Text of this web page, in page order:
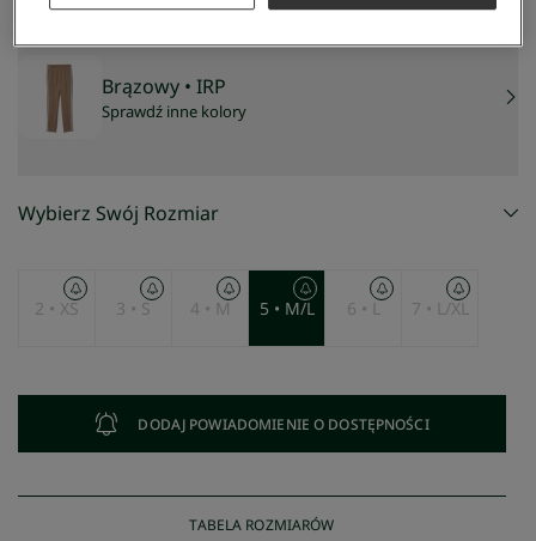
Brązowy • IRP
Sprawdź inne kolory
Wybierz Swój Rozmiar
2 • XS 3 • S 4 • M 5 • M/L 6 • L 7 • L/XL
DODAJ POWIADOMIENIE O DOSTĘPNOŚCI
TABELA ROZMIARÓW